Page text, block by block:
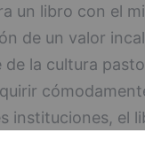
un libro con el
de un valor
la cultura
instituciones, el
venta